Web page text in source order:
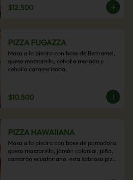
$12.500
PIZZA FUGAZZA
Masa a la piedra con base de Bechamel,
queso mozzarella, cebolla morada y
cebolla caramelizada.
$10.500
PIZZA HAWAIIANA
Masa a la piedra con base de pomodoro,
queso mozzarella, jamón colonial, piña,
camarón ecuatoriano, esta sabrosa pizza